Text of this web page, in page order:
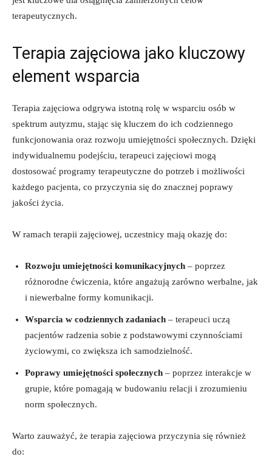
terapeutycznych.
Terapia zajęciowa jako kluczowy
element wsparcia
Terapia zajęciowa odgrywa istotną rolę w wsparciu osób w
spektrum autyzmu, stając się kluczem do ich codziennego
funkcjonowania oraz rozwoju umiejętności społecznych. Dzięki
indywidualnemu podejściu, terapeuci zajęciowi mogą
dostosować programy terapeutyczne do potrzeb i możliwości
każdego pacjenta, co przyczynia się do znacznej poprawy
jakości życia.
W ramach terapii zajęciowej, uczestnicy mają okazję do:
Rozwoju umiejętności komunikacyjnych – poprzez
różnorodne ćwiczenia, które angażują zarówno werbalne, jak
i niewerbalne formy komunikacji.
Wsparcia w codziennych zadaniach – terapeuci uczą
pacjentów radzenia sobie z podstawowymi czynnościami
życiowymi, co zwiększa ich samodzielność.
Poprawy umiejętności społecznych – poprzez interakcje w
grupie, które pomagają w budowaniu relacji i zrozumieniu
norm społecznych.
Warto zauważyć, że terapia zajęciowa przyczynia się również
do: